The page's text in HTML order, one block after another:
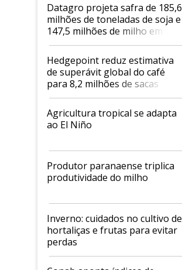
Datagro projeta safra de 185,6
milhões de toneladas de soja e
147,5 milhões de milho em
2026/27
Hedgepoint reduz estimativa
de superávit global do café
para 8,2 milhões de sacas
Agricultura tropical se adapta
ao El Niño
Produtor paranaense triplica
produtividade do milho
Inverno: cuidados no cultivo de
hortaliças e frutas para evitar
perdas